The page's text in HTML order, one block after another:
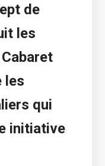
de
les
les
qui
initiative